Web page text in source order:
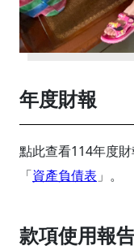
年度財報
點此查看114年度
「資產負債表」。
款項使用報